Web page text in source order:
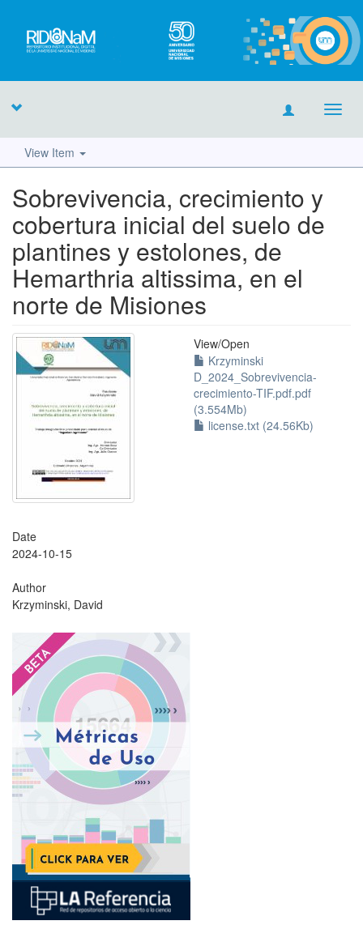
View Item
Sobrevivencia, crecimiento y
cobertura inicial del suelo de
plantines y estolones, de
Hemarthria altissima, en el
norte de Misiones
View/Open
Krzyminski
D_2024_Sobrevivencia-
crecimiento-TIF.pdf.pdf
(3.554Mb)
license.txt (24.56Kb)
Date
2024-10-15
Author
Krzyminski, David
?